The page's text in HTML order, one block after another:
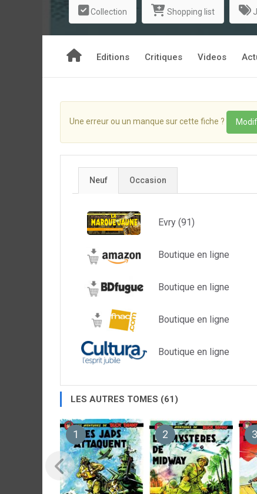
Collection Shopping list
Editions Critiques Videos
Une erreur ou un manque sur cette fiche ?
Neuf Occasion
Evry (91)
Boutique en ligne
Boutique en ligne
Boutique en ligne
Boutique en ligne
LES AUTRES TOMES (61)
1 2 3